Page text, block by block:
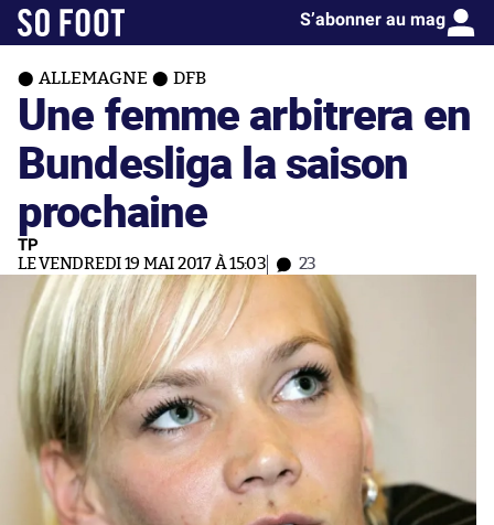
S’abonner au mag
ALLEMAGNE DFB
Une femme arbitrera en
Bundesliga la saison
prochaine
TP
LE VENDREDI 19 MAI 2017 À 15:03 23